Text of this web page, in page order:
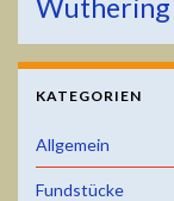
KATEGORIEN
Allgemein
Fundstücke